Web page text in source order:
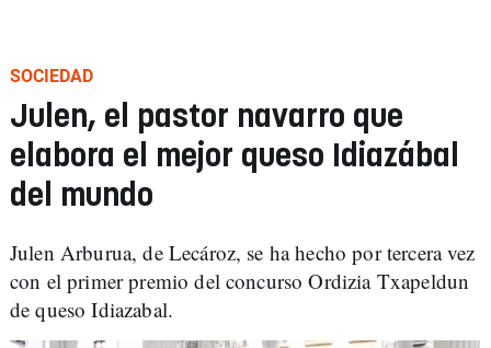
SOCIEDAD
Julen, el pastor navarro que
elabora el mejor queso Idiazábal
del mundo
Julen Arburua, de Lecároz, se ha hecho por tercera vez
con el primer premio del concurso Ordizia Txapeldun
de queso Idiazabal.